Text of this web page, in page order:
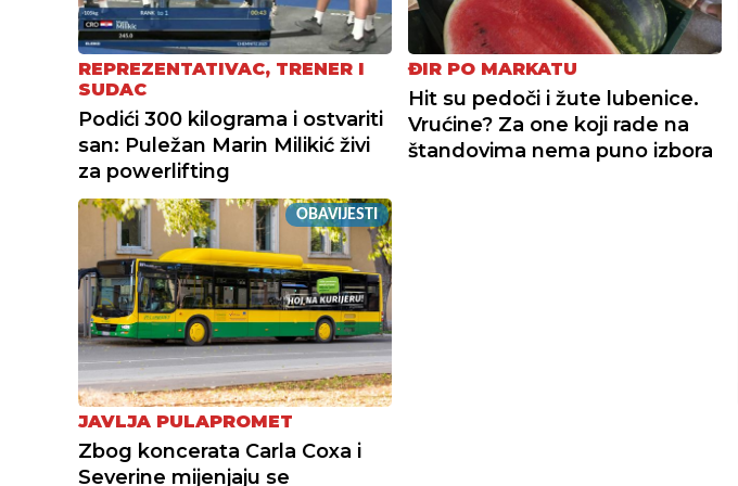
REPREZENTATIVAC, TRENER I
SUDAC
Podići 300 kilograma i ostvariti
san: Puležan Marin Milikić živi
za powerlifting
ĐIR PO MARKATU
Hit su pedoči i žute lubenice.
Vrućine? Za one koji rade na
štandovima nema puno izbora
OBAVIJESTI
JAVLJA PULAPROMET
Zbog koncerata Carla Coxa i
Severine mijenjaju se